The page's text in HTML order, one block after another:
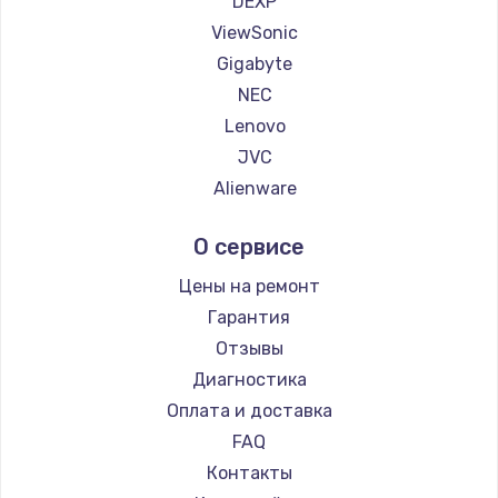
1260 руб.
Установка драйверов
725 руб.
Заказать
Заказать
Ремонт цепей питания
2500 руб.
Заказать
ViewSonic
Gigabyte
NEC
Lenovo
JVC
Alienware
Thunderobot
Hisense
АОС
Ardor
Machenike
iru
Titan Army
iFFALCON
О сервисе
Цены на ремонт
Гарантия
Отзывы
Диагностика
Оплата и доставка
FAQ
Контакты